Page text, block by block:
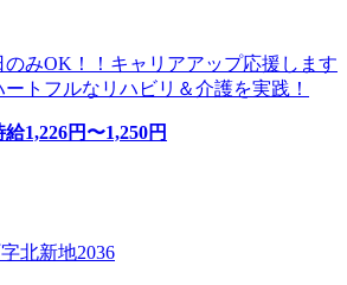
みOK！！キャリアアップ応援します
トフルなリハビリ＆介護を実践！
給1,226円〜1,250円
北新地2036